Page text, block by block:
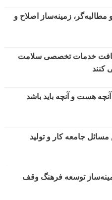
زمینه‌ساز اصلاح و
خدمات تخصصی سلامت
کنند
هست و آنچه باید باشد
جامعه کار و تولید
توسعه فرهنگ وقف